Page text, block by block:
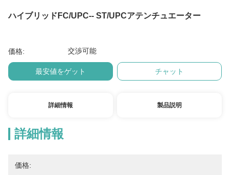
ハイブリッドFC/UPC-- ST/UPCアテンチュエーター
価格: 交渉可能
最安値をゲット チャット
詳細情報 製品説明
詳細情報
価格: